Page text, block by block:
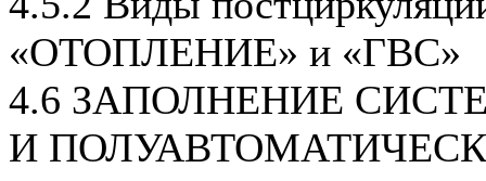
«ОТОПЛЕНИЕ» и «ГВС»
4.6 ЗАПОЛНЕНИЕ
И